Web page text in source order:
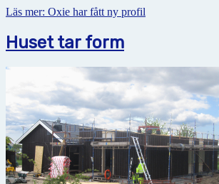
Läs mer: Oxie har fått ny profil
Huset tar form